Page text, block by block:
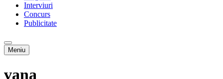
Interviuri
Concurs
Publicitate
Meniu
vana